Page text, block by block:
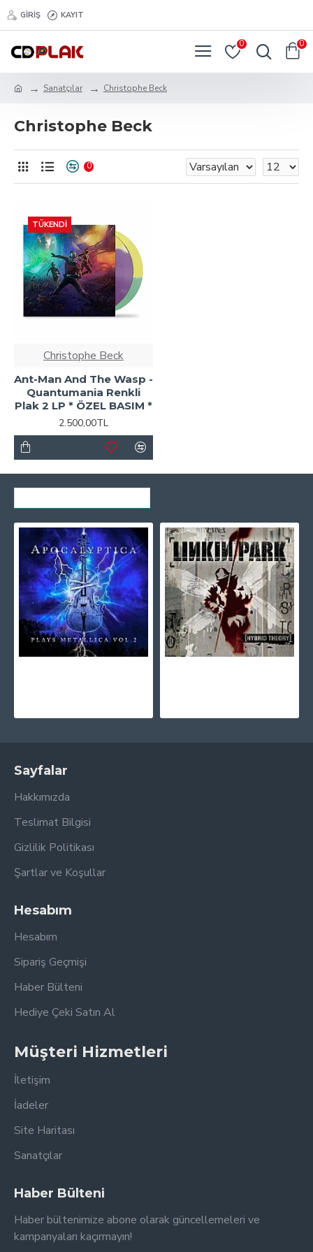
GIRIŞ KAYIT
0 0
Sanatçılar Christophe Beck
Christophe Beck
0
TÜKENDI
Christophe Beck
Ant-Man And The Wasp -
Quantumania Renkli
Plak 2 LP * ÖZEL BASIM *
2.500,00TL
Sayfalar
Hakkımızda
Teslimat Bilgisi
Gizlilik Politikası
Şartlar ve Koşullar
Hesabım
Hesabım
Sipariş Geçmişi
Haber Bülteni
Hediye Çeki Satın Al
Müşteri Hizmetleri
İletişim
İadeler
Site Haritası
Sanatçılar
Haber Bülteni
Haber bültenimize abone olarak güncellemeleri ve
kampanyaları kaçırmayın!